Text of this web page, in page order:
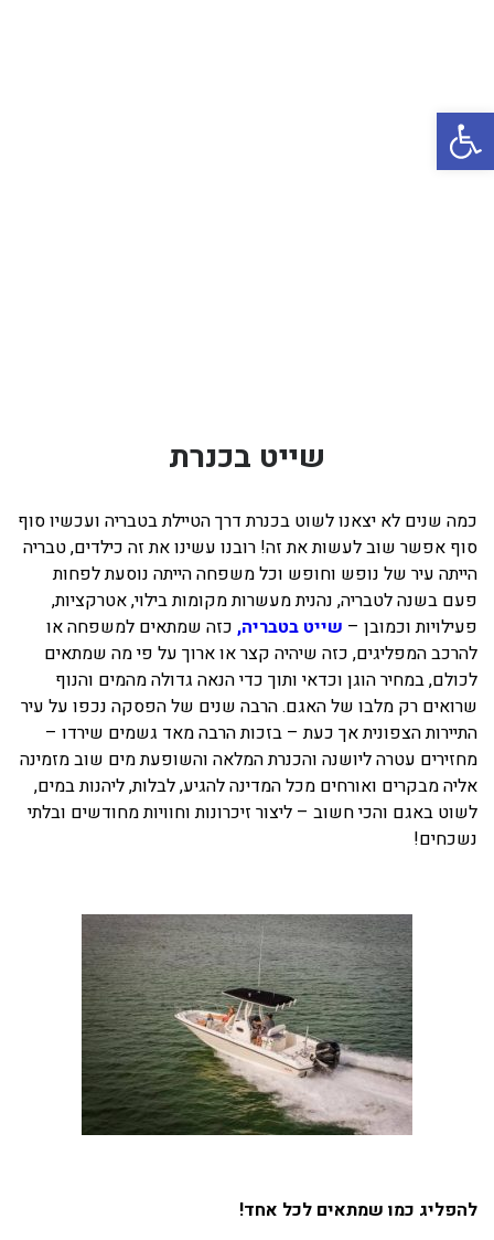
פתח סרגל נגישות
בכנרת ילדים
בכנרת לידו מחיר
בכנרת למשפחות
בצפון
בארץ
לקפריסין
נתניה
מדובאי / לדובאי
בבאר שבע
שייט בכנרת
כמה שנים לא יצאנו לשוט בכנרת דרך הטיילת בטבריה ועכשיו סוף
סוף אפשר שוב לעשות את זה! רובנו עשינו את זה כילדים, טבריה
הייתה עיר של נופש וחופש וכל משפחה הייתה נוסעת לפחות
פעם בשנה לטבריה, נהנית מעשרות מקומות בילוי, אטרקציות,
פעילויות וכמובן – שייט בטבריה, כזה שמתאים למשפחה או
להרכב המפליגים, כזה שיהיה קצר או ארוך על פי מה שמתאים
לכולם, במחיר הוגן וכדאי ותוך כדי הנאה גדולה מהמים והנוף
שרואים רק מלבו של האגם. הרבה שנים של הפסקה נכפו על עיר
התיירות הצפונית אך כעת – בזכות הרבה מאד גשמים שירדו –
מחזירים עטרה ליושנה והכנרת המלאה והשופעת מים שוב מזמינה
אליה מבקרים ואורחים מכל המדינה להגיע, לבלות, ליהנות במים,
לשוט באגם והכי חשוב – ליצור זיכרונות וחוויות מחודשים ובלתי
נשכחים!
להפליג כמו שמתאים לכל אחד!